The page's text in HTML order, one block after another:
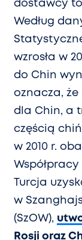
dostawcy
Według
wzrosła w
do Chin
oznacza,
dla Chin, a
częścią
w 2010 r.
Współpracy
Turcja
w
(SzOW),
Rosji oraz